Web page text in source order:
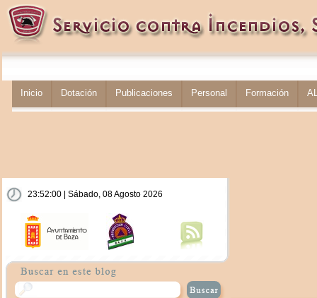
Inicio Dotación Publicaciones Personal Formación
23:52:00 | Sábado, 08 Agosto 2026